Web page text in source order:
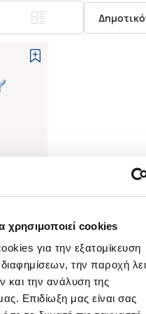
χρησιμοποιεί cookies
για την εξατομίκευση
την παροχή
και την ανάλυση της
Επιδίωξη μας είναι σας